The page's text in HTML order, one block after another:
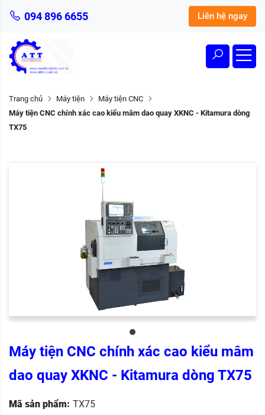
094 896 6655 Liên hệ ngay
Trang chủ Máy tiện
Máy tiện CNC
Máy tiện CNC chính xác cao kiểu mâm dao quay XKNC - Kitamura dòng
TX75
Máy tiện CNC chính xác cao kiểu mâm
dao quay XKNC - Kitamura dòng TX75
Mã sản phẩm: TX75